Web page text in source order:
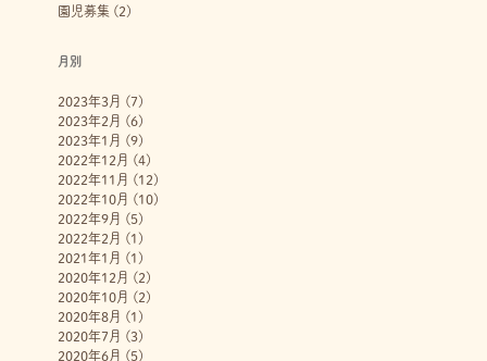
園児募集 (2)
月別
2023年3月 (7)
2023年2月 (6)
2023年1月 (9)
2022年12月 (4)
2022年11月 (12)
2022年10月 (10)
2022年9月 (5)
2022年2月 (1)
2021年1月 (1)
2020年12月 (2)
2020年10月 (2)
2020年8月 (1)
2020年7月 (3)
2020年6月 (5)